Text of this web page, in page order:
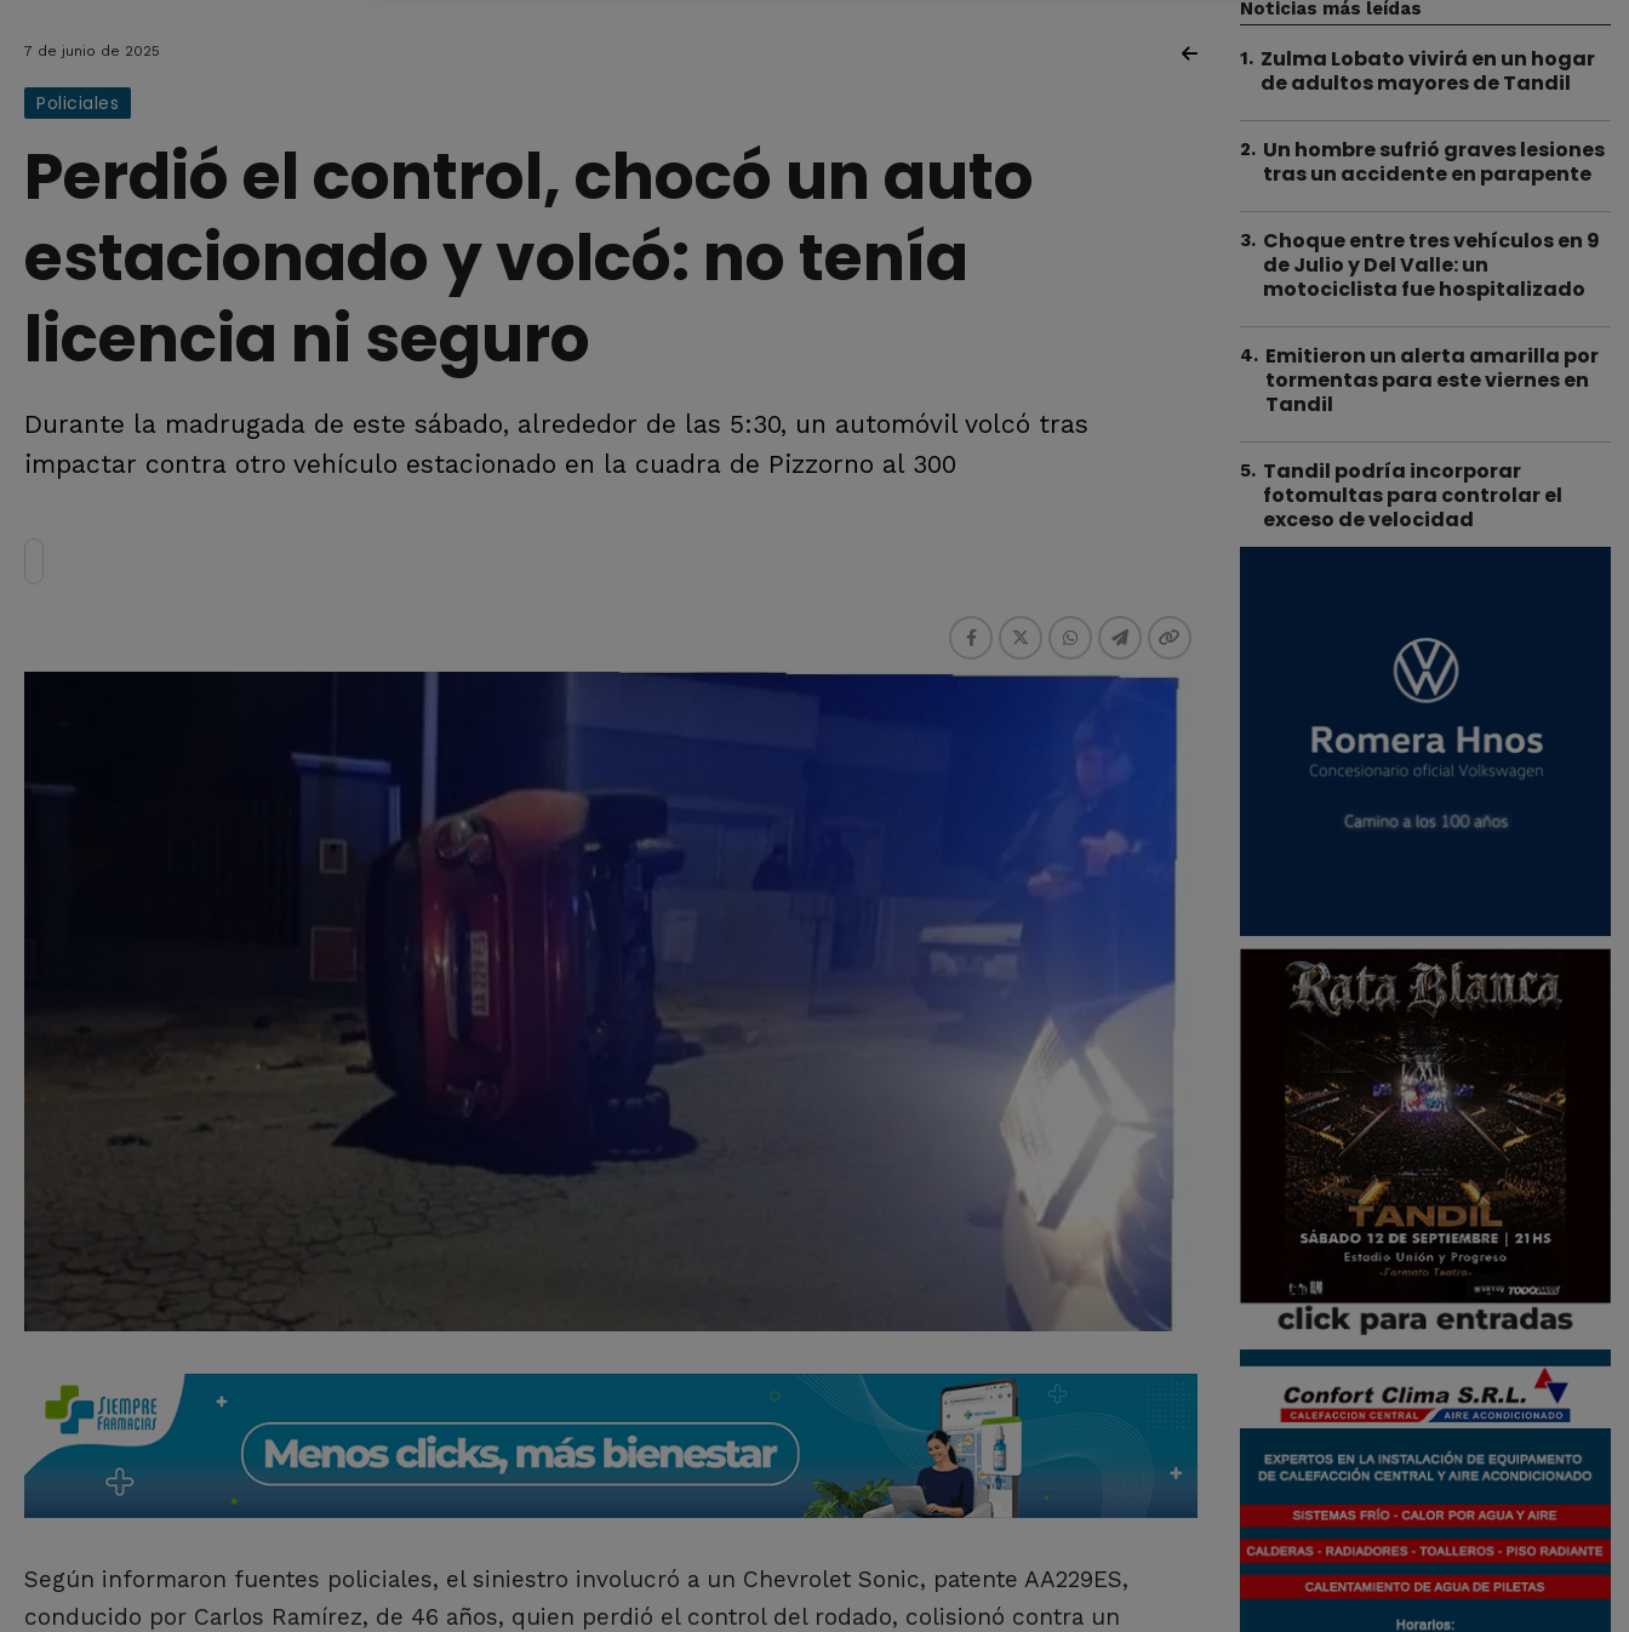
7 de junio de 2025
Policiales
Perdió el control, chocó un auto
estacionado y volcó: no tenía
licencia ni seguro
Durante la madrugada de este sábado, alrededor de las 5:30, un automóvil volcó tras
impactar contra otro vehículo estacionado en la cuadra de Pizzorno al 300
Según informaron fuentes policiales, el siniestro involucró a un Chevrolet Sonic, patente AA229ES,
conducido por Carlos Ramírez, de 46 años, quien perdió el control del rodado, colisionó contra un
Noticias más leídas
1. Zulma Lobato vivirá en un hogar
de adultos mayores de Tandil
2. Un hombre sufrió graves lesiones
tras un accidente en parapente
3. Choque entre tres vehículos en 9
de Julio y Del Valle: un
motociclista fue hospitalizado
4. Emitieron un alerta amarilla por
tormentas para este viernes en
Tandil
5. Tandil podría incorporar
fotomultas para controlar el
exceso de velocidad